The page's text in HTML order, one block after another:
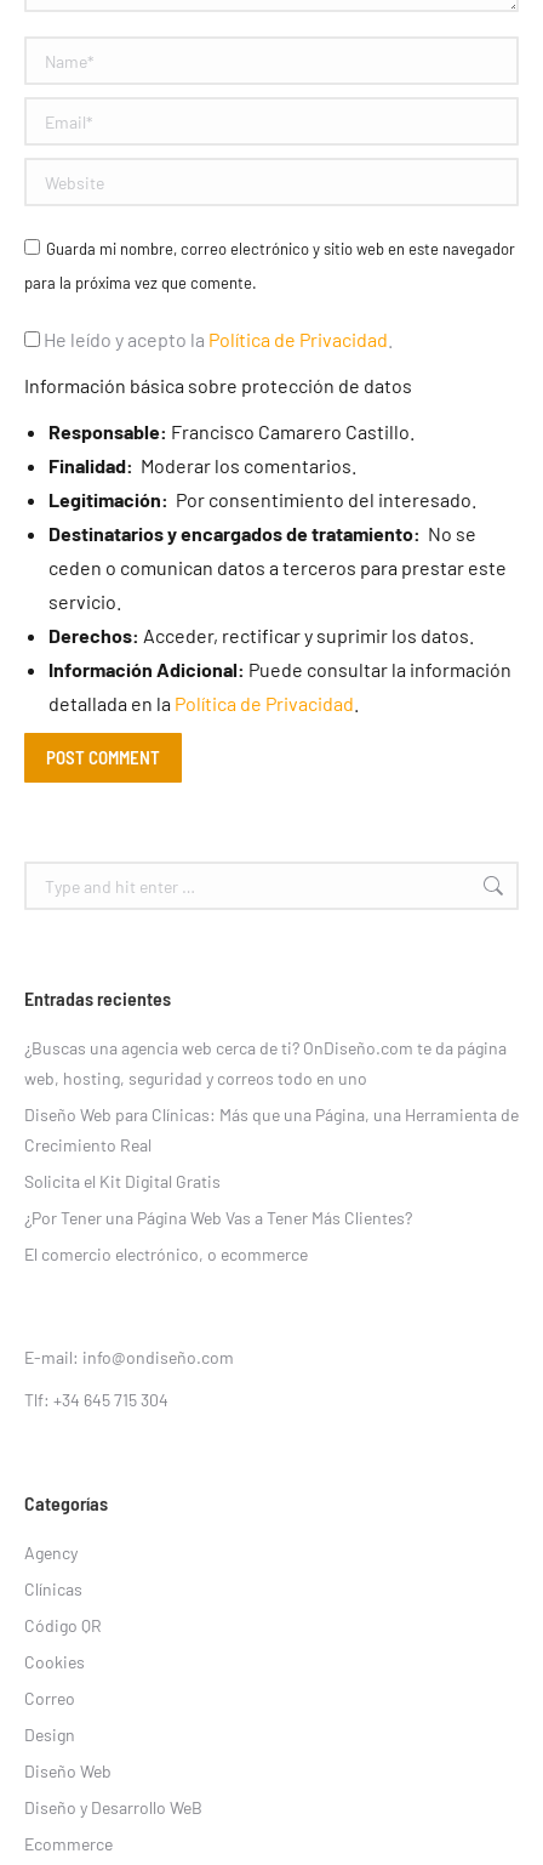
Name *
Email *
Website
Guarda mi nombre, correo electrónico y sitio web en este navegador
para la próxima vez que comente.
He leído y acepto la Política de Privacidad
Información básica sobre protección de datos
Responsable: Francisco Camarero Castillo.
Finalidad: Moderar los comentarios.
Legitimación: Por consentimiento del interesado.
Destinatarios y encargados de tratamiento: No se
ceden o comunican datos a terceros para prestar este
servicio.
Derechos: Acceder, rectificar y suprimir los datos.
Información Adicional: Puede consultar la información
detallada en la Política de Privacidad
POST COMMENT
Search:
Entradas recientes
¿Buscas una agencia web cerca de ti? OnDiseño.com te da página
web, hosting, seguridad y correos todo en uno
Diseño Web para Clínicas: Más que una Página, una Herramienta de
Crecimiento Real
Solicita el Kit Digital Gratis
¿Por Tener una Página Web Vas a Tener Más Clientes?
El comercio electrónico, o ecommerce
E-mail: info@ondiseño.com
Tlf: +34 645 715 304
Categorías
Agency
Clínicas
Código QR
Cookies
Correo
Design
Diseño Web
Diseño y Desarrollo WeB
Ecommerce